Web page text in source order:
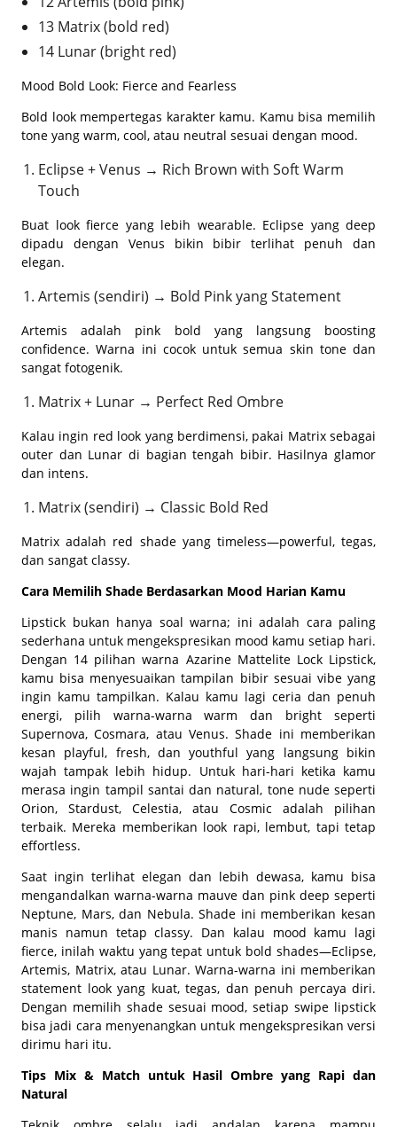
13 Matrix (bold red)
14 Lunar (bright red)
Mood Bold Look: Fierce and Fearless
Bold look mempertegas karakter kamu. Kamu bisa memilih
tone yang warm, cool, atau neutral sesuai dengan mood.
Eclipse + Venus → Rich Brown with Soft Warm
Touch
Buat look fierce yang lebih wearable. Eclipse yang deep
dipadu dengan Venus bikin bibir terlihat penuh dan
elegan.
Artemis (sendiri) → Bold Pink yang Statement
Artemis adalah pink bold yang langsung boosting
confidence. Warna ini cocok untuk semua skin tone dan
sangat fotogenik.
Matrix + Lunar → Perfect Red Ombre
Kalau ingin red look yang berdimensi, pakai Matrix sebagai
outer dan Lunar di bagian tengah bibir. Hasilnya glamor
dan intens.
Matrix (sendiri) → Classic Bold Red
Matrix adalah red shade yang timeless—powerful, tegas,
dan sangat classy.
Cara Memilih Shade Berdasarkan Mood Harian Kamu
Lipstick bukan hanya soal warna; ini adalah cara paling
sederhana untuk mengekspresikan mood kamu setiap hari.
Dengan 14 pilihan warna Azarine Mattelite Lock Lipstick,
kamu bisa menyesuaikan tampilan bibir sesuai vibe yang
ingin kamu tampilkan. Kalau kamu lagi ceria dan penuh
energi, pilih warna-warna warm dan bright seperti
Supernova, Cosmara, atau Venus. Shade ini memberikan
kesan playful, fresh, dan youthful yang langsung bikin
wajah tampak lebih hidup. Untuk hari-hari ketika kamu
merasa ingin tampil santai dan natural, tone nude seperti
Orion, Stardust, Celestia, atau Cosmic adalah pilihan
terbaik. Mereka memberikan look rapi, lembut, tapi tetap
effortless.
Saat ingin terlihat elegan dan lebih dewasa, kamu bisa
mengandalkan warna-warna mauve dan pink deep seperti
Neptune, Mars, dan Nebula. Shade ini memberikan kesan
manis namun tetap classy. Dan kalau mood kamu lagi
fierce, inilah waktu yang tepat untuk bold shades—Eclipse,
Artemis, Matrix, atau Lunar. Warna-warna ini memberikan
statement look yang kuat, tegas, dan penuh percaya diri.
Dengan memilih shade sesuai mood, setiap swipe lipstick
bisa jadi cara menyenangkan untuk mengekspresikan versi
dirimu hari itu.
Tips Mix & Match untuk Hasil Ombre yang Rapi dan
Natural